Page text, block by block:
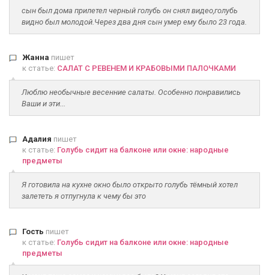
сын был дома прилетел черный голубь он снял видео,голубь
видно был молодой.Через два дня сын умер ему было 23 года.
Жанна пишет
к статье: САЛАТ С РЕВЕНЕМ И КРАБОВЫМИ ПАЛОЧКАМИ
Люблю необычные весенние салаты. Особенно понравились
Ваши и эти...
Адалия пишет
к статье: Голубь сидит на балконе или окне: народные
предметы
Я готовила на кухне окно было открыто голубь тёмный хотел
залететь я отпугнула к чему бы это
Гость пишет
к статье: Голубь сидит на балконе или окне: народные
предметы